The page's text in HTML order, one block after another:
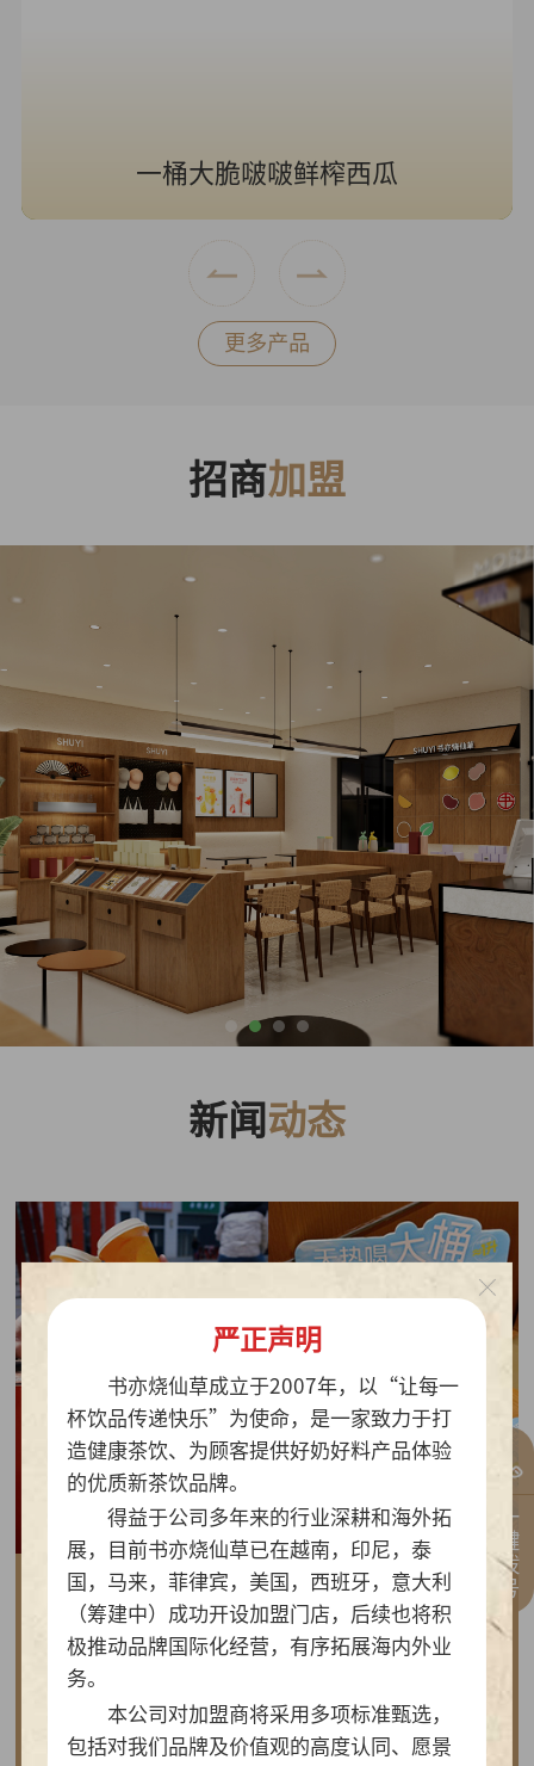
一键拨号
海风青柠冰奶
更多产品
招商加盟
新闻 动态
2026-07-30
做实亲民茶饮！书亦烧仙草以“有料品类之王”拿
下2026新茶饮TOP10
查看详情
严正声明
书亦烧仙草成立于2007年，以“让每一
杯饮品传递快乐”为使命，是一家致力于打
造健康茶饮、为顾客提供好奶好料产品体验
的优质新茶饮品牌。
得益于公司多年来的行业深耕和海外拓
展，目前书亦烧仙草已在越南，印尼，泰
国，马来，菲律宾，美国，西班牙，意大利
（筹建中）成功开设加盟门店，后续也将积
极推动品牌国际化经营，有序拓展海内外业
务。
本公司对加盟商将采用多项标准甄选，
包括对我们品牌及价值观的高度认同、愿景